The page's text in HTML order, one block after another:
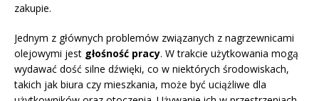
zakupie.
Jednym z głównych problemów związanych z nagrzewnicami
olejowymi jest głośność pracy. W trakcie użytkowania mogą
wydawać dość silne dźwięki, co w niektórych środowiskach,
takich jak biura czy mieszkania, może być uciążliwe dla